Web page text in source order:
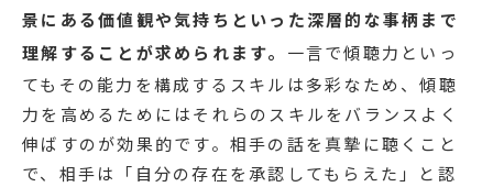
景にある価値観や気持ちといった深層的な事柄まで
理解することが求められます。 一言で傾聴力といっ
てもその能力を構成するスキルは多彩なため、傾聴
力を高めるためにはそれらのスキルをバランスよく
伸ばすのが効果的です。相手の話を真摯に聴くこと
で、相手は「自分の存在を承認してもらえた」と認